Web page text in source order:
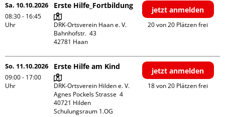
Sa. 10.10.2026
08:30 - 16:45
Uhr
Erste Hilfe_Fortbildung
DRK-Ortsverein Haan e. V.
Bahnhofstr.  43
jetzt anmelden
20 von 20 Plätzen frei
So. 11.10.2026
09:00 - 17:00
Uhr
Erste Hilfe am Kind
DRK-Ortsverein Hilden e. V.
Agnes Pockels Strasse  4
40721 Hilden
Schulungsraum 1.OG
jetzt anmelden
18 von 20 Plätzen frei